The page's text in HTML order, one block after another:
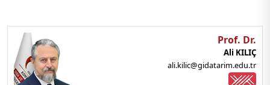
Prof. Dr.
Ali KILIÇ
ali.kilic@gidatarim.edu.tr